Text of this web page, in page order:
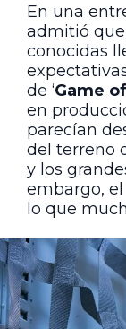
En una
admitió
conocidas
de ‘Game
en
parecían
del terreno
y los
embargo,
lo que